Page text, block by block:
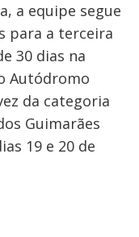
a equipe segue
para a terceira
30 dias na
Autódromo
da categoria
Guimarães
19 e 20 de